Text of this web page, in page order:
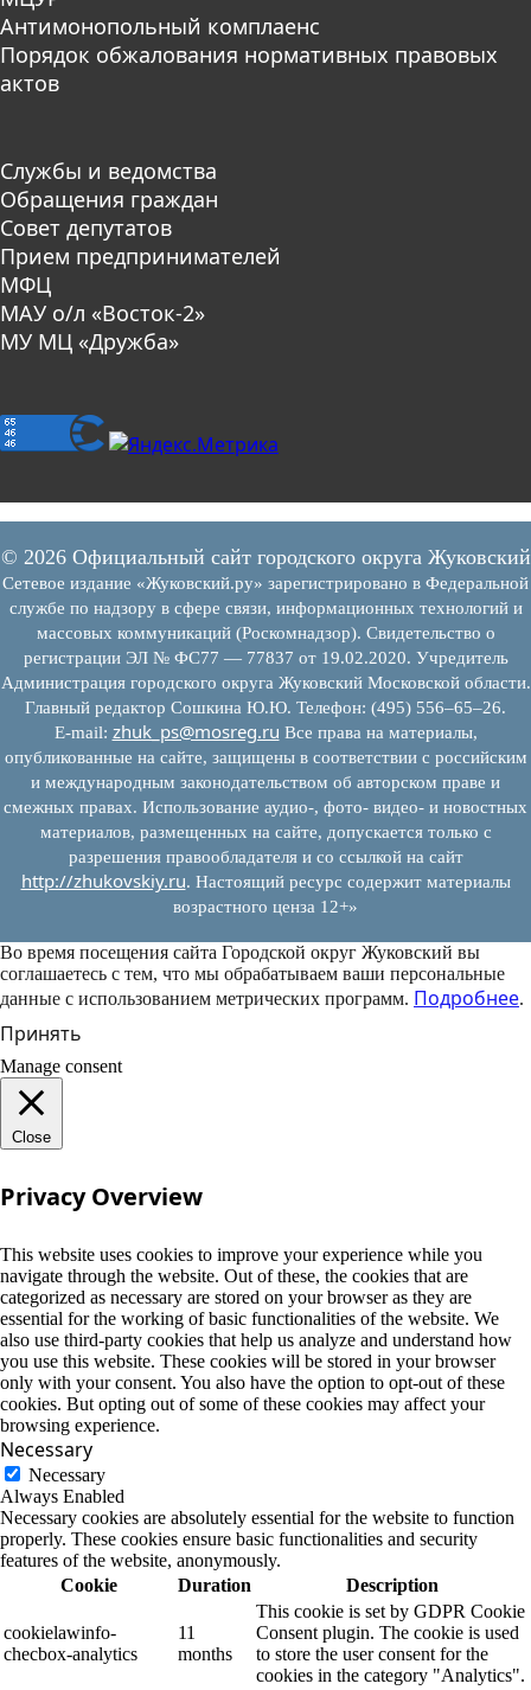
Антимонопольный комплаенс
Порядок обжалования нормативных правовых
актов
Службы и ведомства
Обращения граждан
Совет депутатов
Прием предпринимателей
МФЦ
МАУ о/л «Восток-2»
МУ МЦ «Дружба»
© 2026 Официальный сайт городского округа Жуковский
Сетевое издание «Жуковский.ру» зарегистрировано в Федеральной
службе по надзору в сфере связи, информационных технологий и
массовых коммуникаций (Роскомнадзор). Свидетельство о
регистрации ЭЛ № ФС77 — 77837 от 19.02.2020. Учредитель
Администрация городского округа Жуковский Московской области.
Главный редактор Сошкина Ю.Ю. Телефон: (495) 556–65–26.
E‑mail: zhuk_ps@mosreg.ru Все права на материалы,
опубликованные на сайте, защищены в соответствии с российским
и международным законодательством об авторском праве и
смежных правах. Использование аудио-, фото- видео- и новостных
материалов, размещенных на сайте, допускается только с
разрешения правообладателя и со ссылкой на сайт
http://zhukovskiy.ru. Настоящий ресурс содержит материалы
возрастного ценза 12+»
Во время посещения сайта Городской округ Жуковский вы
соглашаетесь с тем, что мы обрабатываем ваши персональные
данные с использованием метрических программ. Подробнее.
Принять
Manage consent
Close
Privacy Overview
This website uses cookies to improve your experience while you
navigate through the website. Out of these, the cookies that are
categorized as necessary are stored on your browser as they are
essential for the working of basic functionalities of the website. We
also use third-party cookies that help us analyze and understand how
you use this website. These cookies will be stored in your browser
only with your consent. You also have the option to opt-out of these
cookies. But opting out of some of these cookies may affect your
browsing experience.
Necessary
Necessary
Always Enabled
Necessary cookies are absolutely essential for the website to function
properly. These cookies ensure basic functionalities and security
features of the website, anonymously.
Cookie
Duration Description
cookielawinfo-
checbox-analytics
11
months
This cookie is set by GDPR Cookie
Consent plugin. The cookie is used
to store the user consent for the
cookies in the category "Analytics".